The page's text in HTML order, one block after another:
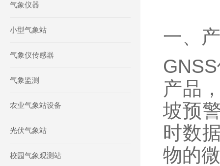
气象仪器
小型气象站
气象仪传感器
气象监测
农业气象站设备
光伏气象站
校园气象观测站
一、
产品
坡预
时数
物的